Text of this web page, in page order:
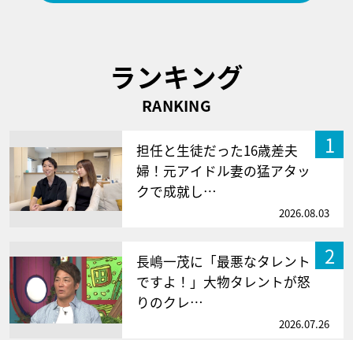
ランキング
RANKING
1
担任と生徒だった16歳差夫
婦！元アイドル妻の猛アタッ
クで成就し…
2026.08.03
2
長嶋一茂に「最悪なタレント
ですよ！」大物タレントが怒
りのクレ…
2026.07.26